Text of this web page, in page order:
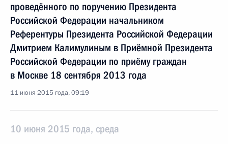
проведённого по поручению Президента
Российской Федерации начальником
Референтуры Президента Российской Федерации
Дмитрием Калимулиным в Приёмной Президента
Российской Федерации по приёму граждан
в Москве 18 сентября 2013 года
11 июня 2015 года, 09:19
10 июня 2015 года, среда